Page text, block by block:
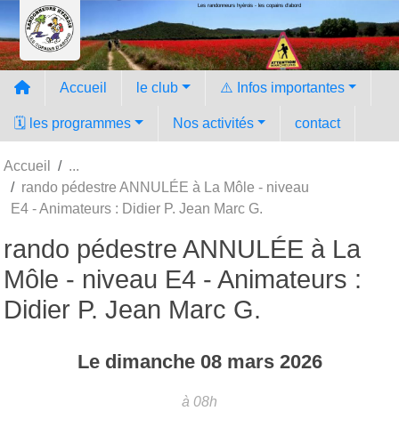
Les randonneurs hyèrois - les copains d'abord
Accueil le club ⚠️ Infos importantes
🗓️ les programmes Nos activités contact
Accueil
rando pédestre ANNULÉE à La Môle - niveau
E4 - Animateurs : Didier P. Jean Marc G.
rando pédestre ANNULÉE à La
Môle - niveau E4 - Animateurs :
Didier P. Jean Marc G.
Le dimanche 08 mars 2026
à 08h
Panneau de gestion des cookies